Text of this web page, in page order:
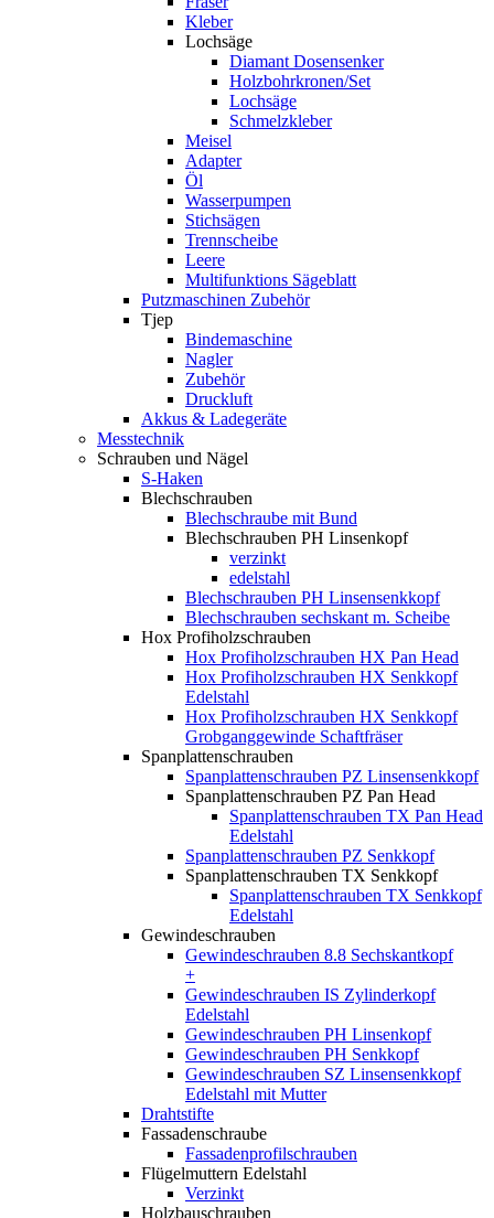
Kleber
Lochsäge
Diamant Dosensenker
Holzbohrkronen/Set
Lochsäge
Schmelzkleber
Meisel
Adapter
Öl
Wasserpumpen
Stichsägen
Trennscheibe
Leere
Multifunktions Sägeblatt
Putzmaschinen Zubehör
Tjep
Bindemaschine
Nagler
Zubehör
Druckluft
Akkus & Ladegeräte
Messtechnik
Schrauben und Nägel
S-Haken
Blechschrauben
Blechschraube mit Bund
Blechschrauben PH Linsenkopf
verzinkt
edelstahl
Blechschrauben PH Linsensenkkopf
Blechschrauben sechskant m. Scheibe
Hox Profiholzschrauben
Hox Profiholzschrauben HX Pan Head
Hox Profiholzschrauben HX Senkkopf
Edelstahl
Hox Profiholzschrauben HX Senkkopf
Grobganggewinde Schaftfräser
Spanplattenschrauben
Spanplattenschrauben PZ Linsensenkkopf
Spanplattenschrauben PZ Pan Head
Spanplattenschrauben TX Pan Head
Edelstahl
Spanplattenschrauben PZ Senkkopf
Spanplattenschrauben TX Senkkopf
Spanplattenschrauben TX Senkkopf
Edelstahl
Gewindeschrauben
Gewindeschrauben 8.8 Sechskantkopf
+
Gewindeschrauben IS Zylinderkopf
Edelstahl
Gewindeschrauben PH Linsenkopf
Gewindeschrauben PH Senkkopf
Gewindeschrauben SZ Linsensenkkopf
Edelstahl mit Mutter
Drahtstifte
Fassadenschraube
Fassadenprofilschrauben
Flügelmuttern Edelstahl
Verzinkt
Holzbauschrauben